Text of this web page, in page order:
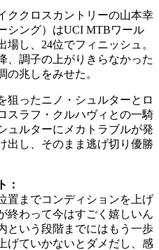
ククロスカントリーの山本幸
シング）はUCI MTBワール
場し、24位でフィニッシュ。
、調子の上がりきらなかった
の兆しをみせた。
狙ったニノ・シュルターとロ
スラフ・クルハヴィとの一騎
ュルターにメカトラブルが発
出し、そのまま逃げ切り優勝
：
置までコンディションを上げ
終わって今はすごく嬉しいん
という段階までにはもう一歩
げていかないとダメだし、感